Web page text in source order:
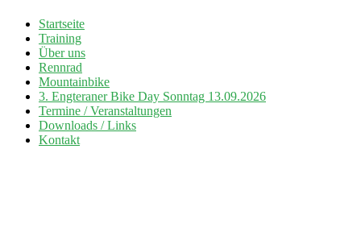
Zum
Inhalt
springen
Radsport TuS Engter
Startseite
Training
Über uns
Rennrad
Mountainbike
3. Engteraner Bike Day Sonntag 13.09.2026
Termine / Veranstaltungen
Downloads / Links
Kontakt